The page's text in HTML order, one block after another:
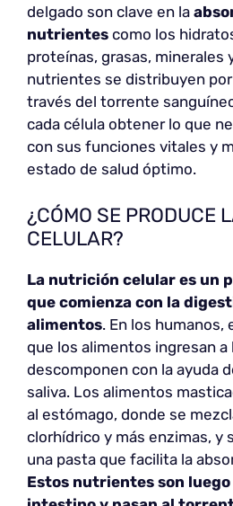
delgado son clave en la
nutrientes como los
proteínas, grasas, minerales
nutrientes se distribuyen
través del torrente
cada célula obtener lo que
con sus funciones vitales y
estado de salud óptimo.
¿CÓMO SE PRODUCE
CELULAR?
La nutrición celular es un
que comienza con la
alimentos. En los
que los alimentos ingresan a
descomponen con la ayuda
saliva. Los alimentos
al estómago, donde se
clorhídrico y más enzimas, y
una pasta que facilita la
Estos nutrientes son